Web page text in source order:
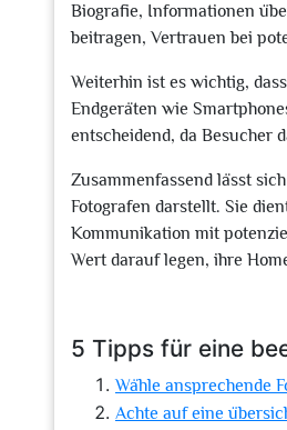
Biografie, Informationen
beitragen, Vertrauen bei
Weiterhin ist es wichtig,
Endgeräten wie
entscheidend, da Besucher
Zusammenfassend lässt
Fotografen darstellt. Sie
Kommunikation mit
Wert darauf legen, ihre
5 Tipps für eine
Wähle ansprechende
Achte auf eine